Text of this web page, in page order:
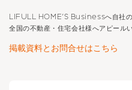
LIFULL HOME'S Businessへ自社
全国の不動産・住宅会社様へアピール
掲載資料とお問合せはこちら